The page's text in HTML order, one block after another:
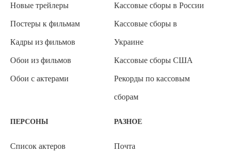
Новые трейлеры
Постеры к фильмам
Кадры из фильмов
Обои из фильмов
Обои с актерами
Кассовые сборы в России
Кассовые сборы в
Украине
Кассовые сборы США
Рекорды по кассовым
сборам
ПЕРСОНЫ
Список актеров
РАЗНОЕ
Почта